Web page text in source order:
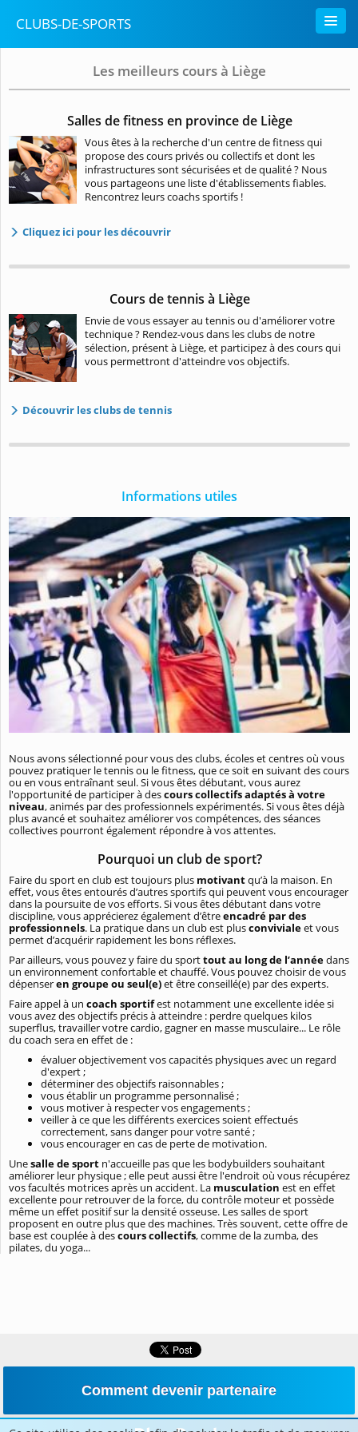
CLUBS-DE-SPORTS
Les meilleurs cours à Liège
Salles de fitness en province de Liège
Vous êtes à la recherche d'un centre de fitness qui
propose des cours privés ou collectifs et dont les
infrastructures sont sécurisées et de qualité ? Nous
vous partageons une liste d'établissements fiables.
Rencontrez leurs coachs sportifs !
Cliquez ici pour les découvrir
Cours de tennis à Liège
Envie de vous essayer au tennis ou d'améliorer votre
technique ? Rendez-vous dans les clubs de notre
sélection, présent à Liège, et participez à des cours qui
vous permettront d'atteindre vos objectifs.
Découvrir les clubs de tennis
Informations utiles
Nous avons sélectionné pour vous des clubs, écoles et centres où vous
pouvez pratiquer le tennis ou le fitness, que ce soit en suivant des cours
ou en vous entraînant seul. Si vous êtes débutant, vous aurez
l'opportunité de participer à descours collectifs adaptés à votre
niveau, animés par des professionnels expérimentés. Si vous êtes déjà
plus avancé et souhaitez améliorer vos compétences, des séances
collectives pourront également répondre à vos attentes.
Pourquoi un club de sport?
Faire du sport en club est toujours plus motivantqu’à la maison. En
effet, vous êtes entourés d’autres sportifs qui peuvent vous encourager
dans la poursuite de vos efforts. Si vous êtes débutant dans votre
discipline, vous apprécierez également d’êtreencadré par des
professionnels. La pratique dans un club est plusconvivialeet vous
permet d’acquérir rapidement les bons réflexes.
Par ailleurs, vous pouvez y faire du sporttout au long de l’annéedans
un environnement confortable et chauffé. Vous pouvez choisir de vous
dépenseren groupe ou seul(e)et être conseillé(e) par des experts.
Faire appel à un coach sportifest notamment une excellente idée si
vous avez des objectifs précis à atteindre : perdre quelques kilos
superflus, travailler votre cardio, gagner en masse musculaire... Le rôle
du coach sera en effet de :
évaluer objectivement vos capacités physiques avec un regard
d'expert ;
déterminer des objectifs raisonnables ;
vous établir un programme personnalisé ;
vous motiver à respecter vos engagements ;
veiller à ce que les différents exercices soient effectués
correctement, sans danger pour votre santé ;
vous encourager en cas de perte de motivation.
Unesalle de sport n'accueille pas que les bodybuilders souhaitant
améliorer leur physique ; elle peut aussi être l'endroit où vous récupérez
vos facultés motrices après un accident. La musculation est en effet
excellente pour retrouver de la force, du contrôle moteur et possède
même un effet positif sur la densité osseuse. Les salles de sport
proposent en outre plus que des machines. Très souvent, cette offre de
base est couplée à descours collectifs, comme de la zumba, des
pilates, du yoga...
Comment devenir partenaire